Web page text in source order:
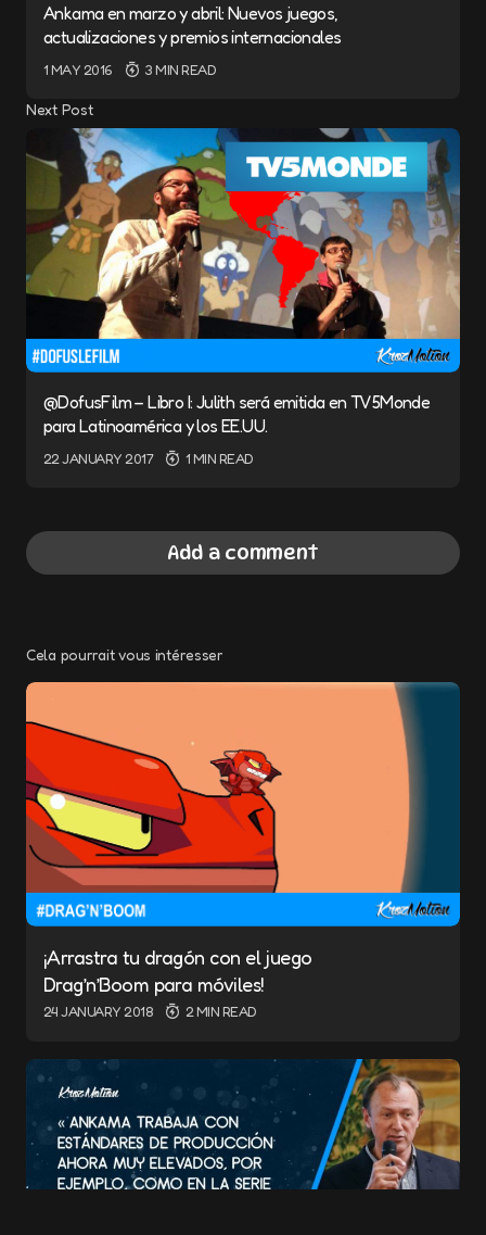
Ankama en marzo y abril: Nuevos juegos,
actualizaciones y premios internacionales
1 MAY 2016 3 MIN READ
Next Post
@DofusFilm – Libro I: Julith será emitida en TV5Monde
para Latinoamérica y los EE.UU.
22 JANUARY 2017 1 MIN READ
Add a comment
Your email address will not be published.
Required fields are marked*
Message*
Name*
E-mail*
Save my name and e-mail in this browser for
the next time I comment.
Cela pourrait vous intéresser
¡Arrastra tu dragón con el juego
Drag’n’Boom para móviles!
24 JANUARY 2018 2 MIN READ